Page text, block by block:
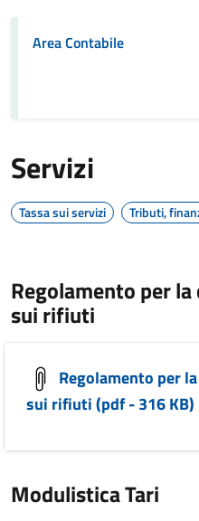
Area Contabile
Servizi
Tassa sui servizi Tributi,
Regolamento per
sui rifiuti
Regolamento per
sui rifiuti (pdf - 316 KB)
Modulistica Tari